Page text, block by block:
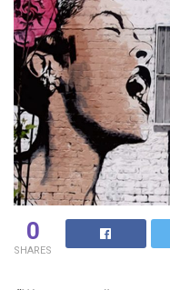
0
SHARES